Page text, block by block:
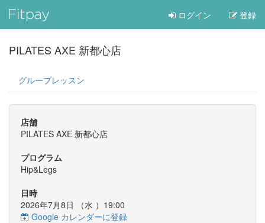
ログイン 登録
PILATES AXE 新都心店
グループレッスン
店舗
PILATES AXE 新都心店
プログラム
Hip&Legs
日時
2026年7月8日 （水 ）19:00
Google カレンダーに登録